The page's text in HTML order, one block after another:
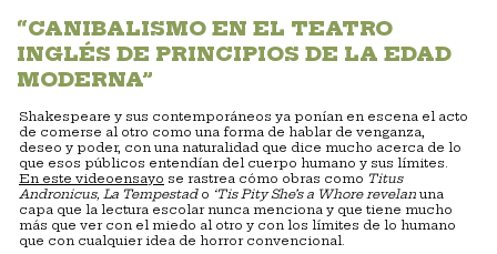
“CANIBALISMO EN EL TEATRO
INGLÉS DE PRINCIPIOS DE LA EDAD
MODERNA”
Shakespeare y sus contemporáneos ya ponían en escena el acto
de comerse al otro como una forma de hablar de venganza,
deseo y poder, con una naturalidad que dice mucho acerca de lo
que esos públicos entendían del cuerpo humano y sus límites.
En este videoensayo se rastrea cómo obras como Titus
Andronicus, La Tempestado ‘Tis Pity She’s a Whore revelan una
capa que la lectura escolar nunca menciona y que tiene mucho
más que ver con el miedo al otro y con los límites de lo humano
que con cualquier idea de horror convencional.